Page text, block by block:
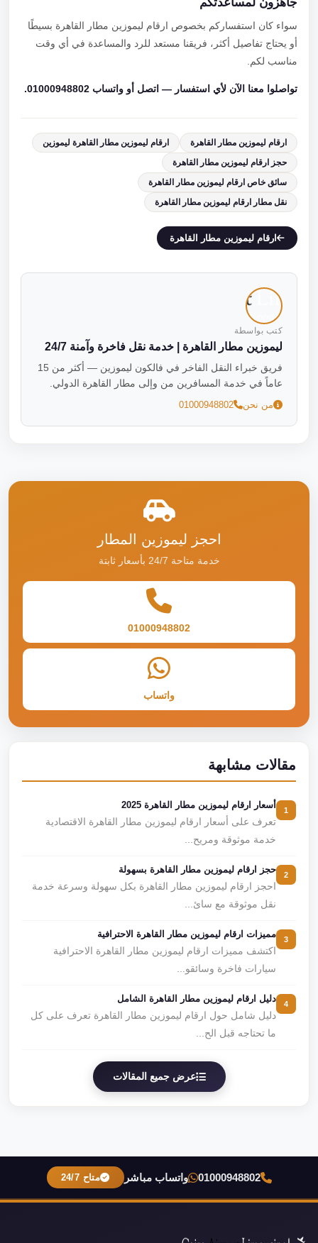
سواء كان استفساركم بخصوص ارقام ليموزين مطار القاهرة بسيطًا
أو يحتاج تفاصيل أكثر، فريقنا مستعد للرد والمساعدة في أي وقت
مناسب لكم.
تواصلوا معنا الآن لأي استفسار — اتصل أو واتساب 01000948802.
ارقام ليموزين مطار القاهرة
ارقام ليموزين مطار القاهرة ليموزين
حجز ارقام ليموزين مطار القاهرة
سائق خاص ارقام ليموزين مطار القاهرة
نقل مطار ارقام ليموزين مطار القاهرة
ارقام ليموزين مطار القاهرة
كتب بواسطة
ليموزين مطار القاهرة | خدمة نقل فاخرة وآمنة 24/7
فريق خبراء النقل الفاخر في فالكون ليموزين — أكثر من 15
عاماً في خدمة المسافرين من وإلى مطار القاهرة الدولي.
من نحن 01000948802
احجز ليموزين المطار
خدمة متاحة 24/7 بأسعار ثابتة
01000948802
واتساب
مقالات مشابهة
أسعار ارقام ليموزين مطار القاهرة 2025
تعرف على أسعار ارقام ليموزين مطار القاهرة الاقتصادية
خدمة موثوقة ومريح...
حجز ارقام ليموزين مطار القاهرة بسهولة
احجز ارقام ليموزين مطار القاهرة بكل سهولة وسرعة خدمة
نقل موثوقة مع سائ...
مميزات ارقام ليموزين مطار القاهرة الاحترافية
اكتشف مميزات ارقام ليموزين مطار القاهرة الاحترافية
سيارات فاخرة وسائقو...
دليل ارقام ليموزين مطار القاهرة الشامل
دليل شامل حول ارقام ليموزين مطار القاهرة تعرف على كل
ما تحتاجه قبل الح...
عرض جميع المقالات
01000948802 واتساب مباشر متاح 24/7